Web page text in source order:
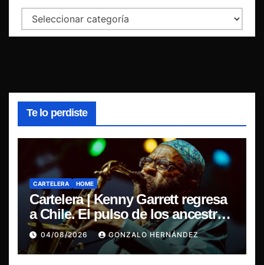
Categorías
Te lo perdiste
CARTELERA HOME
Cartelera | Kenny Garrett regresa
a Chile. El pulso de los ancestros
vuelve a cobrar vida
04/08/2026 GONZALO HERNÁNDEZ